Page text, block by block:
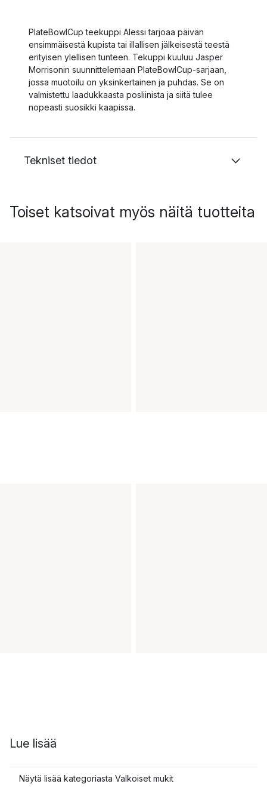
PlateBowlCup teekuppi Alessi tarjoaa päivän
ensimmäisestä kupista tai illallisen jälkeisestä teestä
erityisen ylellisen tunteen. Tekuppi kuuluu Jasper
Morrisonin suunnittelemaan PlateBowlCup-sarjaan,
jossa muotoilu on yksinkertainen ja puhdas. Se on
valmistettu laadukkaasta posliinista ja siitä tulee
nopeasti suosikki kaapissa.
Tekniset tiedot
Toiset katsoivat myös näitä tuotteita
Lue lisää
Näytä lisää kategoriasta Valkoiset mukit